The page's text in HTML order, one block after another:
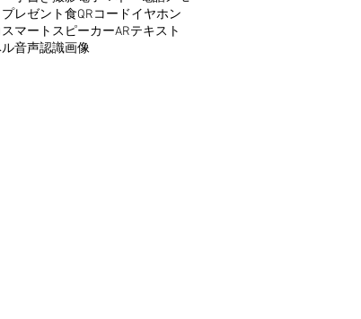
プレゼント食QRコードイヤホン
スマートスピーカーARテキスト
音声認識画像